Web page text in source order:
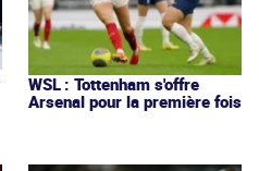
WSL : Tottenham s'offre
Arsenal pour la première fois